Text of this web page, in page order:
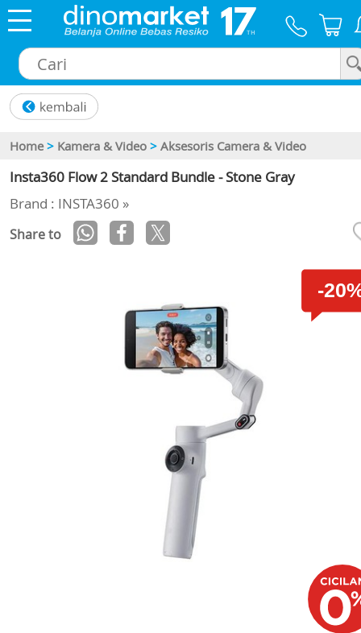
Home > Kamera & Video > Aksesoris Camera & Video
Insta360 Flow 2 Standard Bundle - Stone Gray
Brand : INSTA360 »
Share to
-